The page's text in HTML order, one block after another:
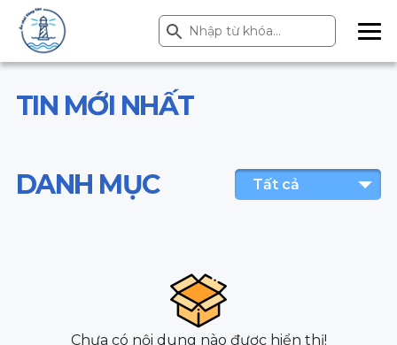
Search
for:
Search Button
ME
NU
TIN MỚI NHẤT
DANH MỤC Tất cả
Chưa có nội dung nào được hiển thị!